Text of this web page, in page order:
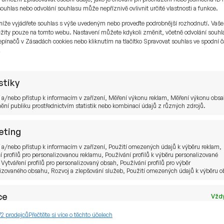
nebo odvolání souhlasu může nepříznivě ovlivnit určité vlastnosti a funkce.
vyjádřete souhlas s výše uvedeným nebo proveďte podrobnější rozhodnutí.
pouze na tomto webu. Nastavení můžete kdykoli změnit, včetně odvolání
v Zásadách cookies nebo kliknutím na tlačítko Spravovat souhlas ve spodní
a/nebo přístup k informacím v zařízení, Měření výkonu reklam, Měření výkonu
publiku prostřednictvím statistik nebo kombinací údajů z různých zdrojů.
a/nebo přístup k informacím v zařízení, Použití omezených údajů k výběru reklam,
profilů pro personalizovanou reklamu, Používání profilů k výběru personalizované
Vytváření profilů pro personalizovaný obsah, Používání profilů pro výběr
obsahu, Rozvoj a zlepšování služeb, Použití omezených údajů k výběru
a kombinování údajů z jiných zdrojů údajů, Propojení různých zařízení,
zařízení na základě automaticky přenášených informací.
prodejcůPřečtěte si více o těchto účelech
celková nákladovost fondu.
a proto porovnávání čtvrtletních výsledků
všechny aktivní fondy, které byly investorům
s odpovídajícími indexy. Z 9 % fondů, které
více než polovina z nich tři po sobě jdoucí
zda máte vy, a případně vaši klienti, trpělivost
kterého jste vybrali.
měl český investor využívat aktivně řízené
neexistují pasivně řízené fondy zajištěné
vyjít investora na nemalé transakční náklady,
fondů. Naproti tomu najdete už poměrně
nabízejí zajištění do české koruny.
ztrácí a pro mnohé investory je to
ve svém portfoliu.